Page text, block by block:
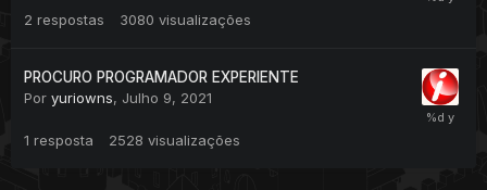
2 respostas 3080 visualizações
PROCURO PROGRAMADOR EXPERIENTE
Por yuriowns, Julho 9, 2021
1 resposta 2528 visualizações